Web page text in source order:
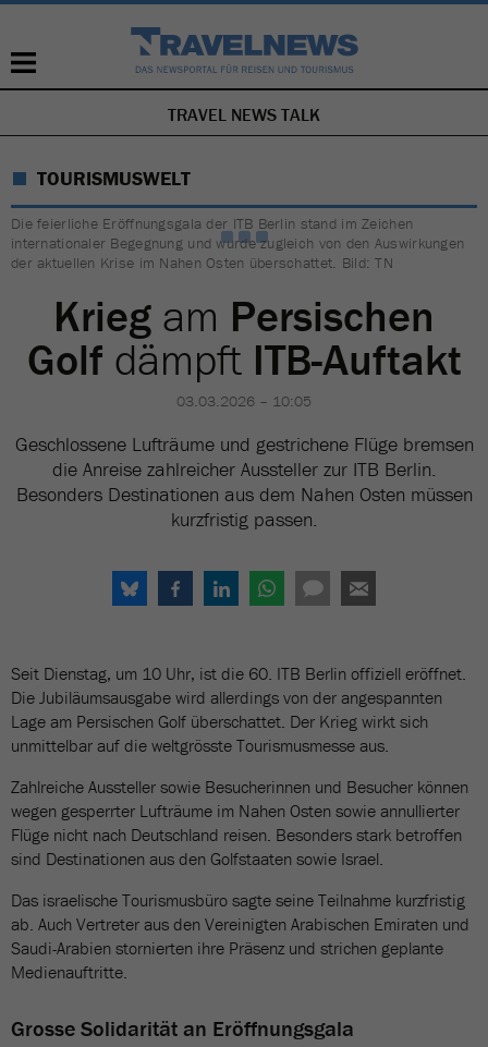
NAVIGATION
ÜBERSPRINGEN
TRAVEL NEWS TALK
TOURISMUSWELT
Die feierliche Eröffnungsgala der ITB Berlin stand im Zeichen
internationaler Begegnung und wurde zugleich von den Auswirkungen
der aktuellen Krise im Nahen Osten überschattet. Bild: TN
Krieg am Persischen
Golf dämpft ITB-Auftakt
03.03.2026 – 10:05
Geschlossene Lufträume und gestrichene Flüge bremsen
die Anreise zahlreicher Aussteller zur ITB Berlin.
Besonders Destinationen aus dem Nahen Osten müssen
kurzfristig passen.
Seit Dienstag, um 10 Uhr, ist die 60. ITB Berlin offiziell eröffnet.
Die Jubiläumsausgabe wird allerdings von der angespannten
Lage am Persischen Golf überschattet. Der Krieg wirkt sich
unmittelbar auf die weltgrösste Tourismusmesse aus.
Zahlreiche Aussteller sowie Besucherinnen und Besucher können
wegen gesperrter Lufträume im Nahen Osten sowie annullierter
Flüge nicht nach Deutschland reisen. Besonders stark betroffen
sind Destinationen aus den Golfstaaten sowie Israel.
Das israelische Tourismusbüro sagte seine Teilnahme kurzfristig
ab. Auch Vertreter aus den Vereinigten Arabischen Emiraten und
Saudi-Arabien stornierten ihre Präsenz und strichen geplante
Medienauftritte.
Grosse Solidarität an Eröffnungsgala